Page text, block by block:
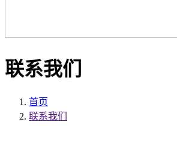
联系我们
首页
联系我们